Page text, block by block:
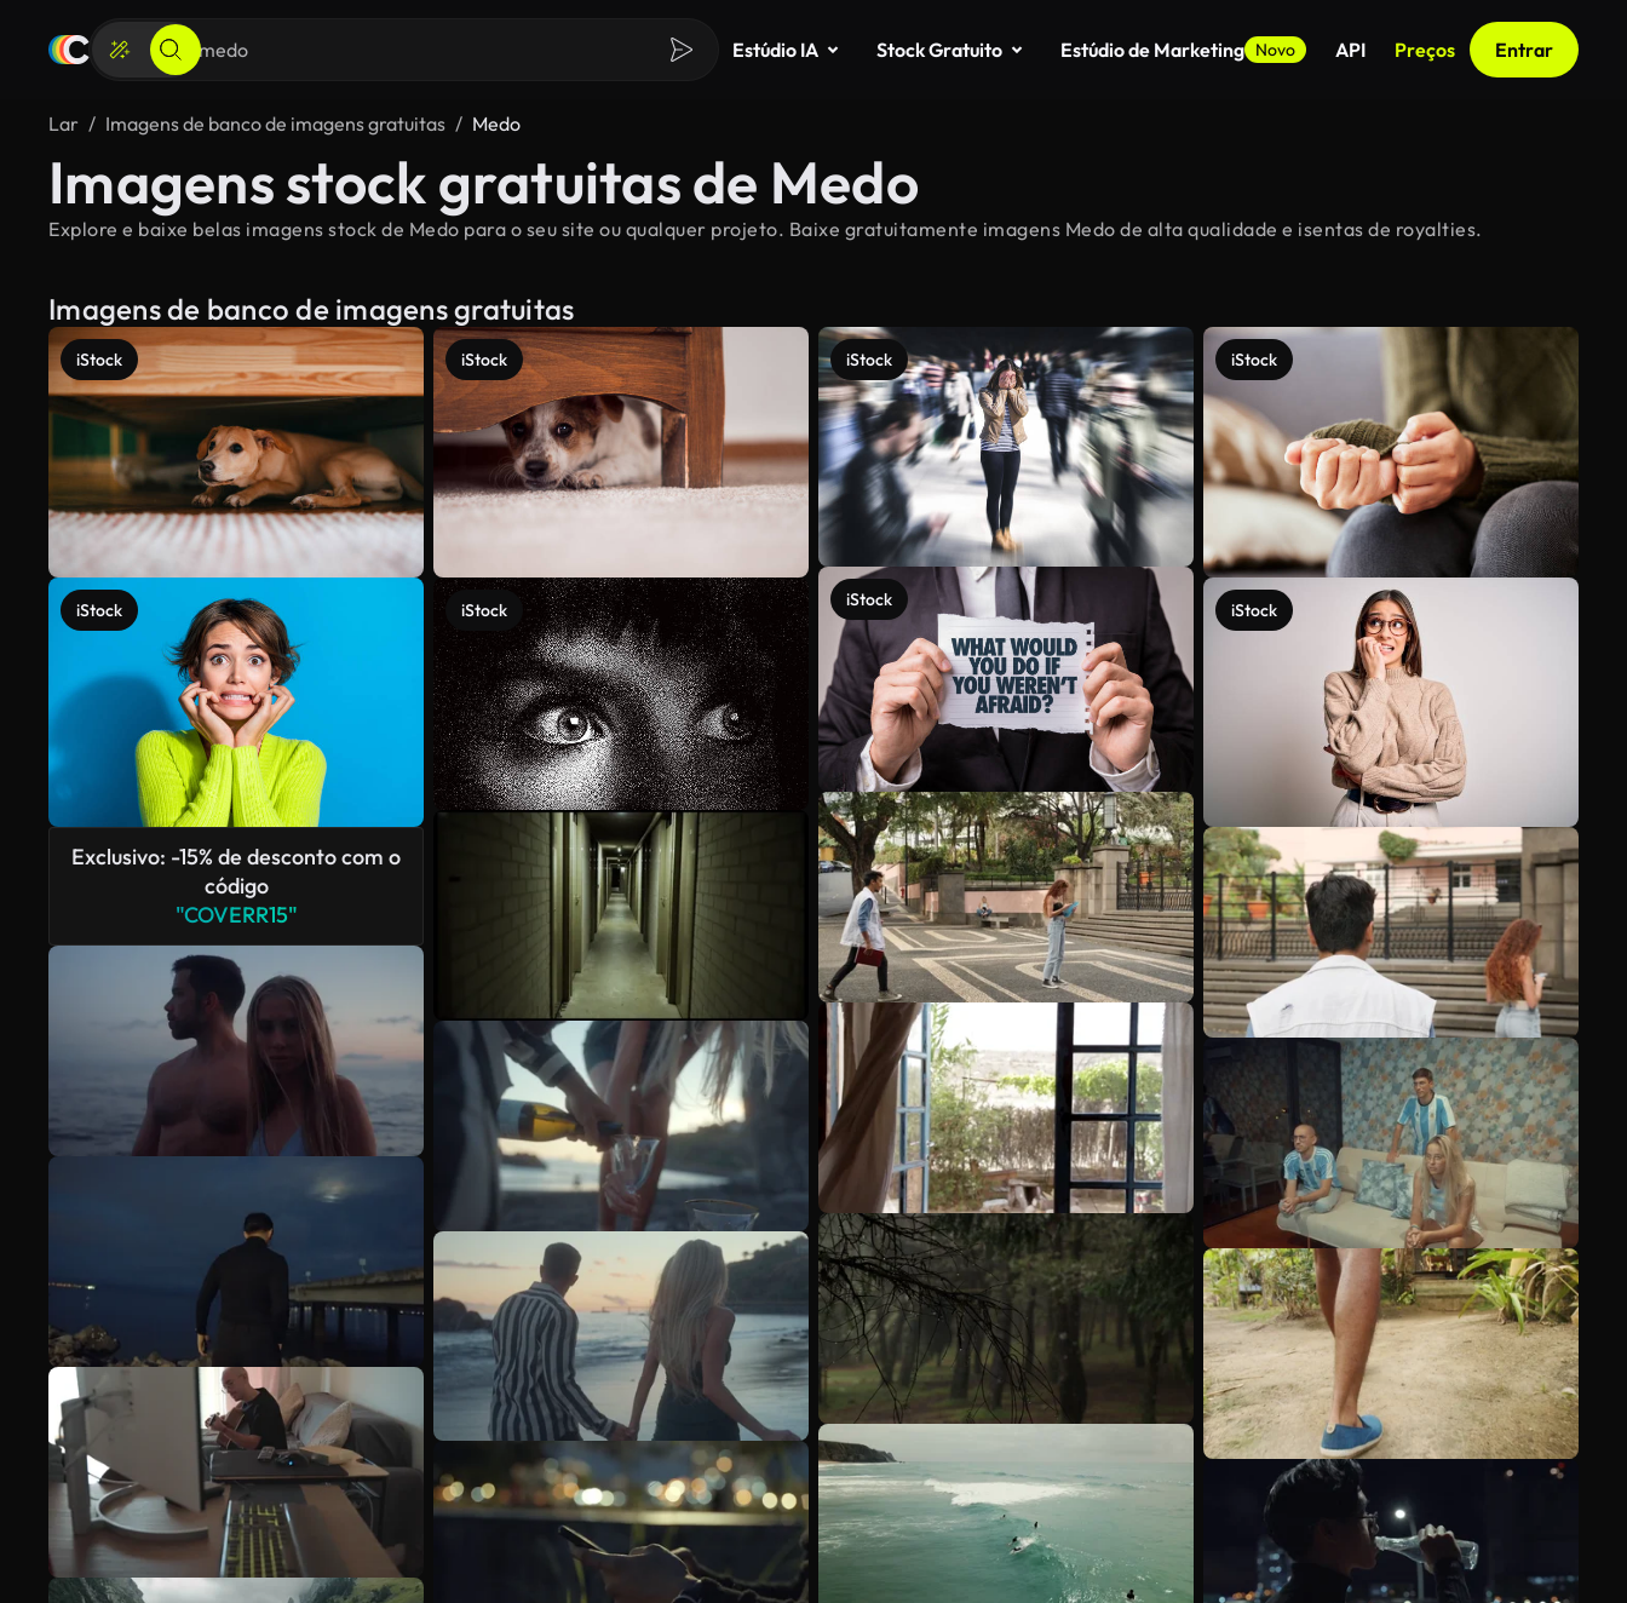
Estúdio IA Stock Gratuito Estúdio de Marketing Novo API Preços Entrar
Lar Imagens de banco de imagens gratuitas Medo
Imagens stock gratuitas de Medo
Explore e baixe belas imagens stock de Medo para o seu site ou qualquer projeto. Baixe gratuitamente imagens Medo de alta qualidade e isentas de royalties.
Imagens de banco de imagens gratuitas
iStock
iStock
Exclusivo: -15% de desconto com o
código
"COVERR15"
iStock
iStock
iStock
iStock
iStock
iStock
Veja mais